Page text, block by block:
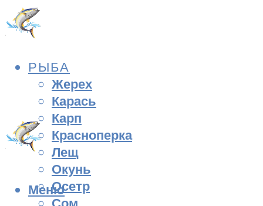
РЫБА
Жерех
Карась
Карп
Красноперка
Лещ
Окунь
Осетр
Меню